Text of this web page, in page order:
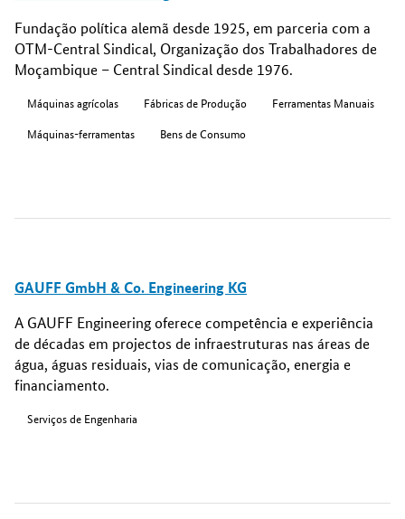
Fundação política alemã desde 1925, em parceria com a
OTM-Central Sindical, Organização dos Trabalhadores de
Moçambique – Central Sindical desde 1976.
Máquinas agrícolas Fábricas de Produção
Ferramentas Manuais
Máquinas-ferramentas
Bens de Consumo
GAUFF GmbH & Co. Engineering KG
A GAUFF Engineering oferece competência e experiência
de décadas em projectos de infraestruturas nas áreas de
água, águas residuais, vias de comunicação, energia e
financiamento.
Serviços de Engenharia